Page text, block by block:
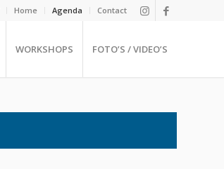
Home Agenda Contact
WORKSHOPS FOTO’S / VIDEO’S